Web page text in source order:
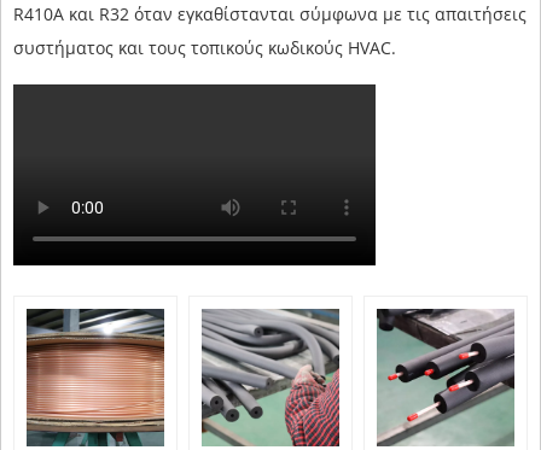
R410A και R32 όταν εγκαθίστανται σύμφωνα με τις απαιτήσεις
συστήματος και τους τοπικούς κωδικούς HVAC.